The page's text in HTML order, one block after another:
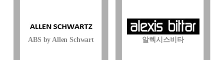
ABS by Allen Schwart 알렉시스비타